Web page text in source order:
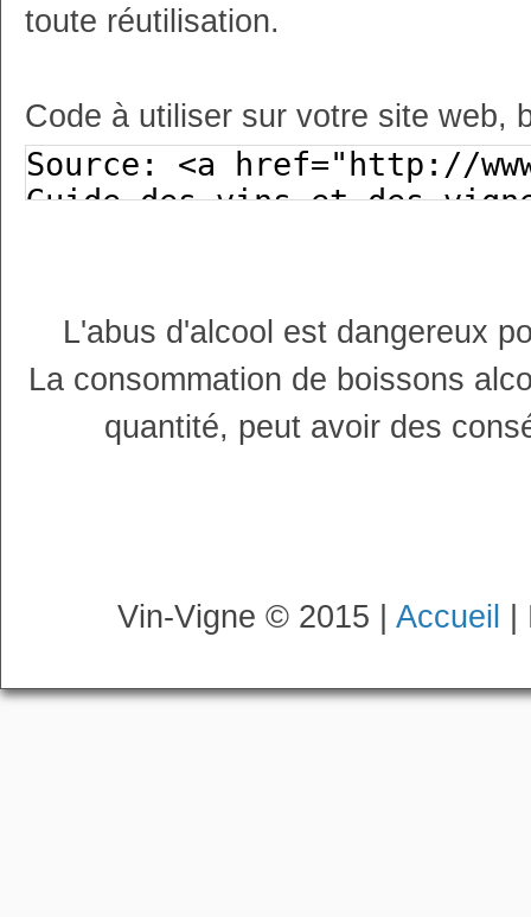
toute réutilisation.
Code à utiliser sur votre site web,
L'abus d'alcool est dangereux
La consommation de boissons
quantité, peut avoir des
Vin-Vigne © 2015 | Accueil